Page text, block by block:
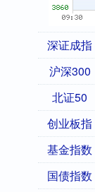
深证成指
沪深300
北证50
创业板指
基金指数
国债指数